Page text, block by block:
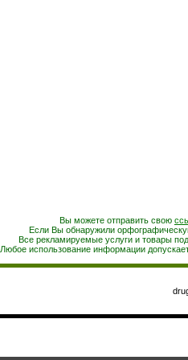
Вы можете отправить свою
Если Вы обнаружили
Все рекламируемые услуги и товары
Любое использование информации